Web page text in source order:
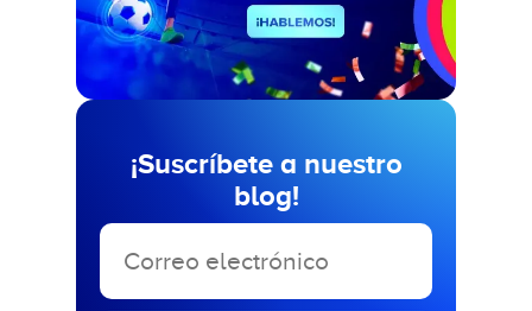
¡Suscríbete a nuestro
blog!